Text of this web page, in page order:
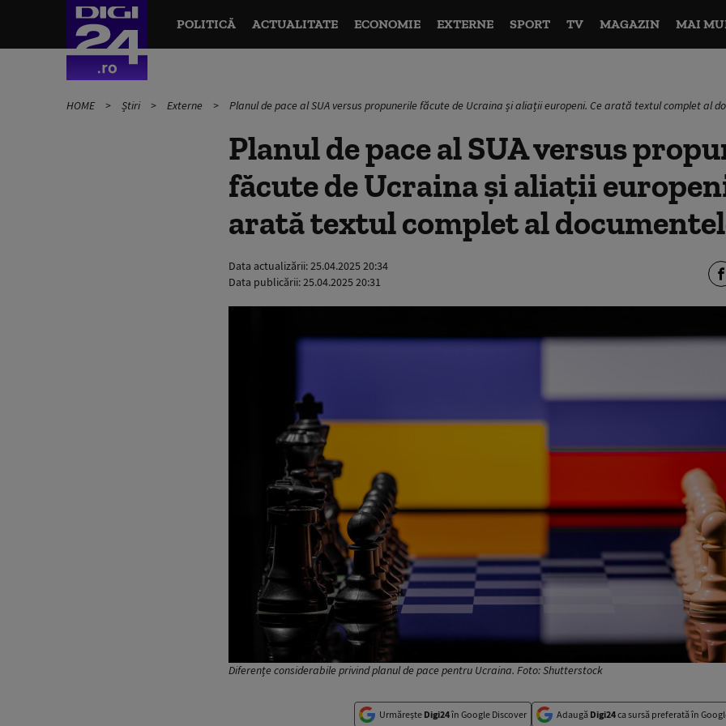
POLITICĂ ACTUALITATE ECONOMIE EXTERNE SPORT TV MAGAZIN MAI
HOME Știri Externe Planul de pace al SUA versus propunerile făcute de Ucraina și aliații europeni. Ce arată textul complet al
Planul de pace al SUA versus
făcute de Ucraina și aliații
arată textul complet al
Data actualizării:25.04.2025 20:34
Data publicării:25.04.2025 20:31
Diferențe considerabile privind planul de pace pentru Ucraina. Foto: Shutterstock
Urmărește Digi24în Google Discover Adaugă Digi24ca sursă preferată în